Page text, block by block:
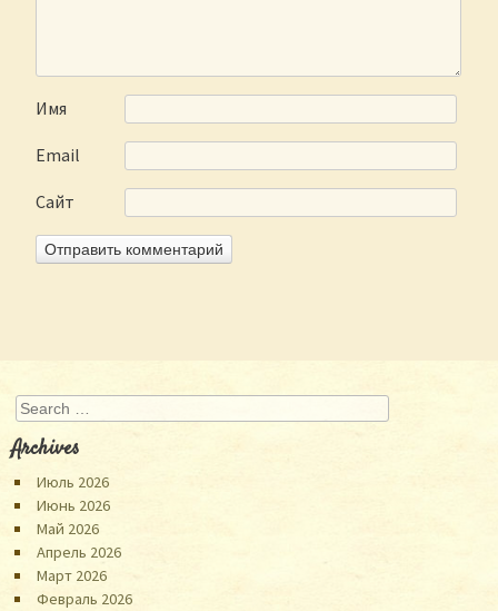
Имя
Email
Сайт
Search
Archives
Июль 2026
Июнь 2026
Май 2026
Апрель 2026
Март 2026
Февраль 2026